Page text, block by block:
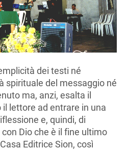
dei testi né
spirituale del messaggio né
ma, anzi, esalta il
lettore ad entrare in una
e, quindi, di
Dio che è il fine ultimo
Editrice Sion, così